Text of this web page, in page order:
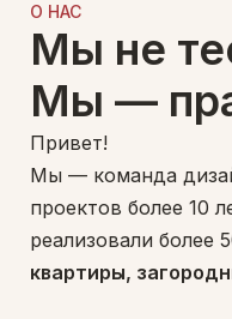
О НАС
Мы не
Мы —
Привет!
Мы — команда
проектов более 10
реализовали более
квартиры,